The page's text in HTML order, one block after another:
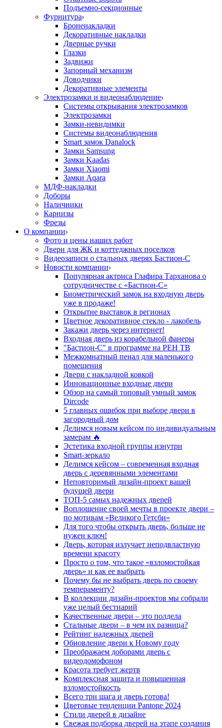
Подъемно-секционные
Фурнитура
Броненакладки
Декоративные накладки
Дверные ручки
Глазки
Задвижи
Запорный механизм
Доводчики
Декоративные элементы
Электрозамки и видеонаблюдение
Системы открывания электрозамков
Электрозамки
Замки-невидимки
Системы видеонаблюдения
Smart замок Danalock
Замки Samsung
Замки Kaadas
Замки Xiaomi
Замки Aqara
МДФ-накладки
Доборы
Наличники
Карнизы
Фрезы
О компании
Фото и цены наших работ
Двери для ЖК и коттеджных поселков
Видеозаписи о стальных дверях Бастион-С
Новости компании
Популярная актриса Глафира Тарханова о
сотрудничестве с «Бастион-С»
Биометрический замок на входную дверь
уже в продаже!
Открытие выставок в регионах
Цветное декоративное стекло - лакобель
Закажи дверь через интернет!
Входная дверь из корабельной фанеры
"Бастион-С" в программе на РЕН ТВ
Межкомнатный пенал для маленького
помещения
Двери с накладной ковкой
Инновационные входные двери
Обзор на самый топовый умный замок
Dircode
5 главных ошибок при выборе двери в
загородный дом
Делимся новым кейсом по индивидуальным
замерам 🔥
Эстетика входной группы изнутри
Smart-зеркало
Делимся кейсом – современная входная
дверь с деревянными элементами
Неповторимый дизайн-проект вашей
будущей двери
ТОП-5 самых надежных дверей
Воплощение своей мечты в проекте двери –
по мотивам «Великого Гетсби»
Для того чтобы открыть дверь, больше не
нужен ключ!
Дверь, которая излучает неподвластную
времени красоту
Просто о том, что такое «взломостойкая
дверь» и как ее выбрать
Почему бы не выбрать дверь по своему
темпераменту?
В коллекции дизайн-проектов мы собрали
уже целый бестиарий
Качественные двери – это полдела
Стальные двери – в чем их разница?
Рейтинг надежных дверей
Обновление двери к Новому году
Преображаем доборами дверь с
видеодомофоном
Красота требует жертв
Комплексная защита и повышенная
взломостойкость
Всего три шага и дверь готова!
Цветовые тенденции Pantone 2024
Стили дверей в дизайне
Свежая подборка дверей на этапе создания